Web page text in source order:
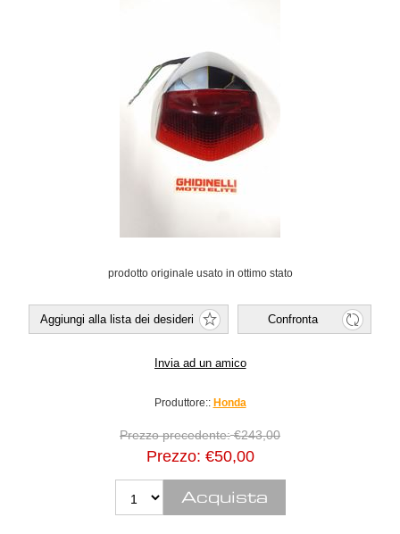
prodotto originale usato in ottimo stato
Produttore:: Honda
Prezzo precedente: €243,00
Prezzo: €50,00